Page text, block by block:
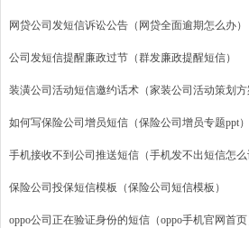
网贷公司发短信诉讼公告（网贷全面逾期怎么办）
公司发短信提醒廉政过节（群发廉政提醒短信）
装潢公司活动短信邀约话术（家装公司活动策划方
如何写保险公司增员短信（保险公司增员专题ppt）
手机接收不到公司推送短信（手机发不出短信怎么
保险公司投保短信模板（保险公司短信模板）
oppo公司正在验证身份的短信（oppo手机官网首页